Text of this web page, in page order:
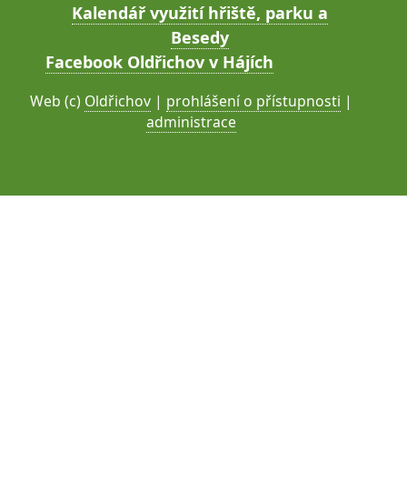
Kalendář využití hřiště, parku a
Besedy
Facebook Oldřichov v Hájích
Web (c) Oldřichov | prohlášení o přístupnosti |
administrace